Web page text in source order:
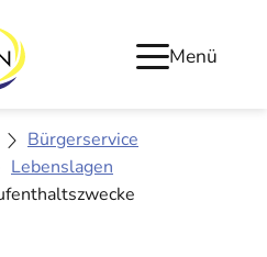
Menü
Bürgerservice
Lebenslagen